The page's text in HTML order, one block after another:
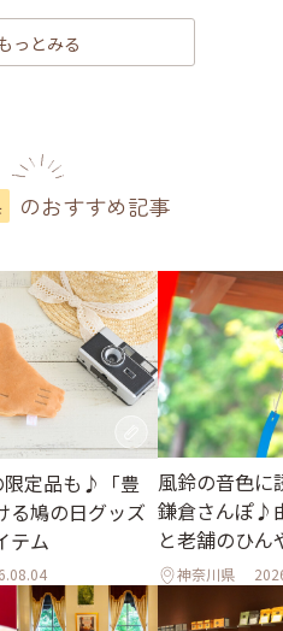
っとみる
のおすすめ記事
限定品も♪「豊
る鳩の日グッズ
テム
風鈴の音色に
鎌倉さんぽ♪
と老舗のひん
神奈川県